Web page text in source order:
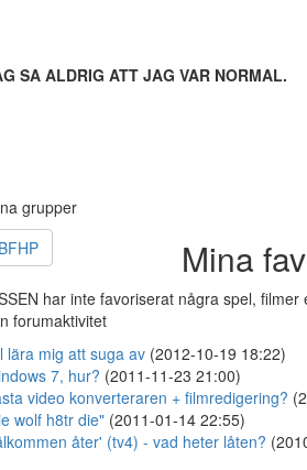
SA ALDRIG ATT JAG VAR NORMAL.
grupper
Mina
har inte favoriserat några spel, filmer
forumaktivitet
lära mig att suga av (2012-10-19 18:22)
7, hur? (2011-11-23 21:00)
video konverteraren + filmredigering?
wolf h8tr die" (2011-01-14 22:55)
åter' (tv4) - vad heter låten?